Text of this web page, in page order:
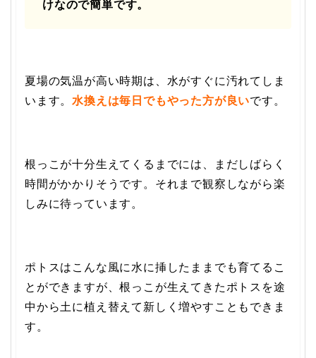
けなので簡単です。
夏場の気温が高い時期は、水がすぐに汚れてしま
います。 水換えは毎日でもやった方が良いです。
根っこが十分生えてくるまでには、まだしばらく
時間がかかりそうです。それまで観察しながら楽
しみに待っています。
ポトスはこんな風に水に挿したままでも育てるこ
とができますが、根っこが生えてきたポトスを途
中から土に植え替えて新しく増やすこともできま
す。